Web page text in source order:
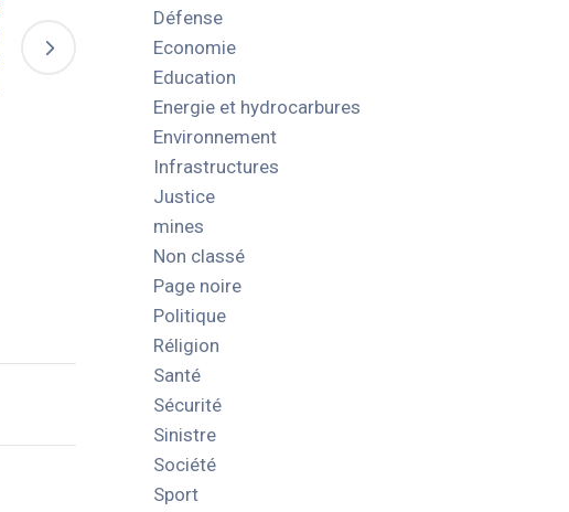
Défense
Economie
Education
Energie et hydrocarbures
Environnement
Infrastructures
Justice
mines
Non classé
Page noire
Politique
Réligion
Santé
Sécurité
Sinistre
Société
Sport